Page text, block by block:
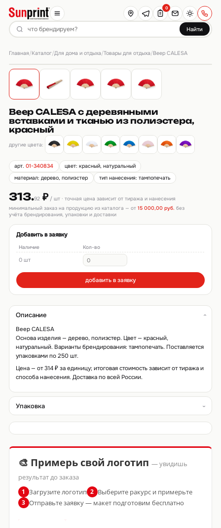
Найти
0
Главная/Каталог/Для дома и отдыха/Товары для отдыха/Веер CALESA
Веер CALESA с деревянными
вставками и тканью из полиэстера,
красный
другие цвета:
арт.01-340834
цвет: красный, натуральный
материал: дерево, полиэстер
тип нанесения: тампопечать
313.92₽/ шт · точная цена зависит от тиража и нанесения
минимальный заказ на продукцию из каталога — от 15 000,00 руб. без
учёта брендирования, упаковки и доставки
Добавить в заявку
Наличие Кол-во
0 шт
добавить в заявку
Описание
Веер CALESA
Основа изделия — дерево, полиэстер. Цвет — красный,
натуральный. Варианты брендирования: тампопечать. Поставляется
упаковками по 250 шт.
Цена — от 314 ₽ за единицу; итоговая стоимость зависит от тиража и
способа нанесения. Доставка по всей России.
Упаковка
🎨 Примерь свой логотип — увидишь
результат до заказа
1 Загрузите логотип 2 Выберите ракурс и примерьте
3 Отправьте заявку — макет подготовим бесплатно